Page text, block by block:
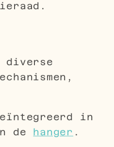
diverse
in
de hanger .